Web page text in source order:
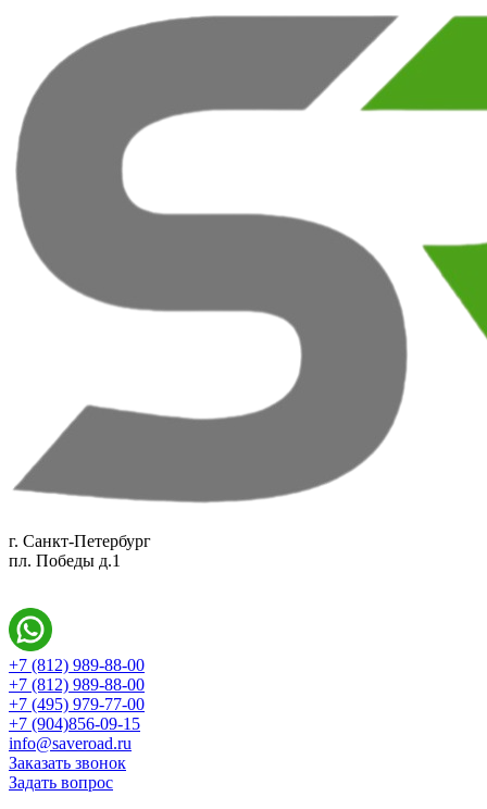
г. Санкт-Петербург
пл. Победы д.1
+7 (812) 989-88-00
+7 (812) 989-88-00
+7 (495) 979-77-00
+7 (904)856-09-15
info@saveroad.ru
Заказать звонок
Задать вопрос